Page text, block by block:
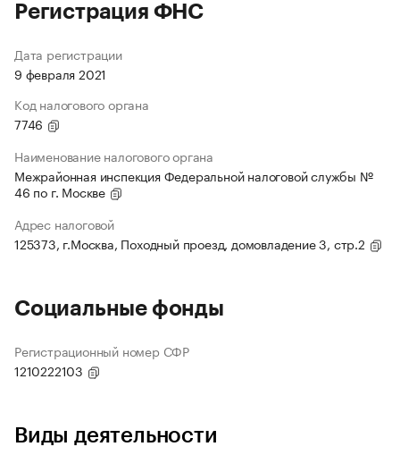
Регистрация ФНС
Дата регистрации
9 февраля 2021
Код налогового органа
7746
Наименование налогового органа
Межрайонная инспекция Федеральной налоговой службы №
46 по г. Москве
Адрес налоговой
125373, г.Москва, Походный проезд, домовладение 3, стр.2
Социальные фонды
Регистрационный номер СФР
1210222103
Виды деятельности